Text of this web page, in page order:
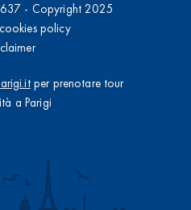
- Copyright 2025
policy
per prenotare tour
a Parigi